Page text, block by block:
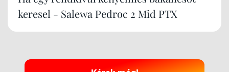
keresel - Salewa Pedroc 2 Mid PTX